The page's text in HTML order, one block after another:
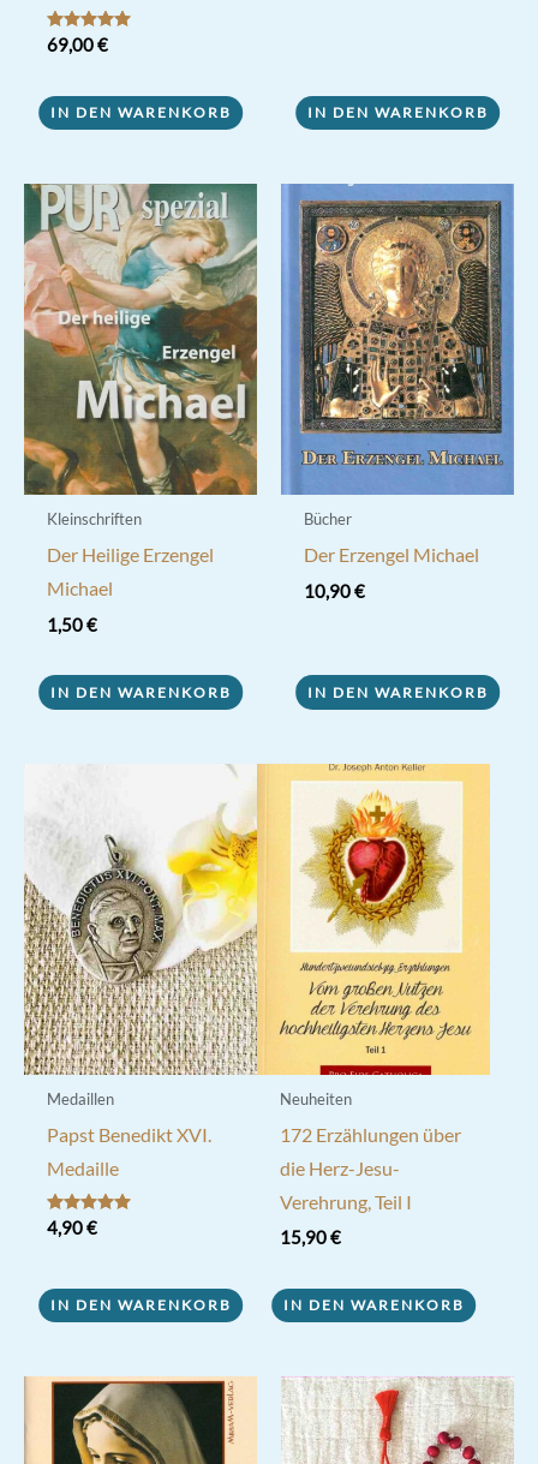
Bewertet mit
5.00
69,00€
IN DEN WARENKORB IN DEN WARENKORB
Kleinschriften
Der Heilige Erzengel
Michael
1,50€
IN DEN WARENKORB
Bücher
Der Erzengel Michael
10,90€
IN DEN WARENKORB
Medaillen
Papst Benedikt XVI.
Medaille
Bewertet mit
5.00
4,90€
IN DEN WARENKORB
Neuheiten
172 Erzählungen über
die Herz-Jesu-
Verehrung, Teil I
15,90€
IN DEN WARENKORB